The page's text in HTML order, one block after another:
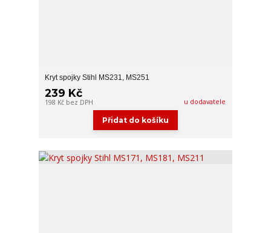
Kryt spojky Stihl MS231, MS251
239 Kč
198 Kč bez DPH u dodavatele
Přidat do košíku